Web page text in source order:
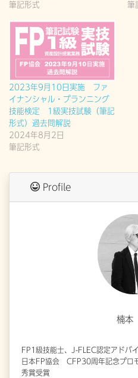
筆記形式
筆
2023年9月10日実施 ファ
イナンシャル・プランニング
技能検定 1級実技試験（筆記
形式）過去問解説
2024年8月2日
筆記形式
Profile
楠
FP1級技能士、J-FLEC認定アドバイ
日本FP協会 CFP30周年記念プロ
秀賞受賞